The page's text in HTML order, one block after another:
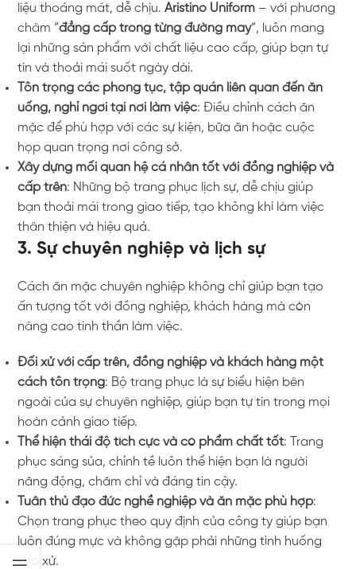
liệu thoáng mát, dễ chịu.Aristino Uniform – với phương
châm “đẳng cấp trong từng đường may“, luôn mang
lại những sản phẩm với chất liệu cao cấp, giúp bạn tự
tin và thoải mái suốt ngày dài.
Tôn trọng các phong tục, tập quán liên quan đến ăn
uống, nghỉ ngơi tại nơi làm việc: Điều chỉnh cách ăn
mặc để phù hợp với các sự kiện, bữa ăn hoặc cuộc
họp quan trọng nơi công sở.
Xây dựng mối quan hệ cá nhân tốt với đồng nghiệp và
cấp trên: Những bộ trang phục lịch sự, dễ chịu giúp
bạn thoải mái trong giao tiếp, tạo không khí làm việc
thân thiện và hiệu quả.
3. Sự chuyên nghiệp và lịch sự
Cách ăn mặc chuyên nghiệp không chỉ giúp bạn tạo
ấn tượng tốt với đồng nghiệp, khách hàng mà còn
nâng cao tinh thần làm việc.
Đối xử với cấp trên, đồng nghiệp và khách hàng một
cách tôn trọng: Bộ trang phục là sự biểu hiện bên
ngoài của sự chuyên nghiệp, giúp bạn tự tin trong mọi
hoàn cảnh giao tiếp.
Thể hiện thái độ tích cực và có phẩm chất tốt: Trang
phục sáng sủa, chỉnh tề luôn thể hiện bạn là người
năng động, chăm chỉ và đáng tin cậy.
Tuân thủ đạo đức nghề nghiệp và ăn mặc phù hợp:
Chọn trang phục theo quy định của công ty giúp bạn
luôn đúng mực và không gặp phải những tình huống
khó xử.